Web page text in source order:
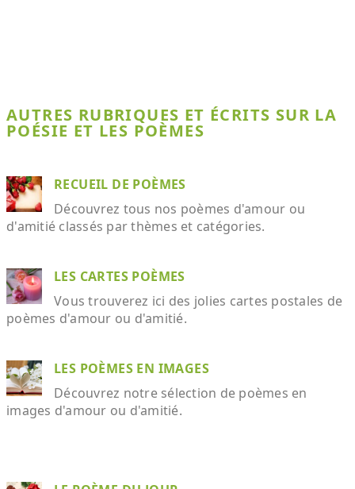
AUTRES RUBRIQUES ET ÉCRITS SUR LA
POÉSIE ET LES POÈMES
RECUEIL DE POÈMES
Découvrez tous nos poèmes d'amour ou
d'amitié classés par thèmes et catégories.
LES CARTES POÈMES
Vous trouverez ici des jolies cartes postales de
poèmes d'amour ou d'amitié.
LES POÈMES EN IMAGES
Découvrez notre sélection de poèmes en
images d'amour ou d'amitié.